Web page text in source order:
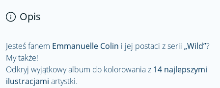
Opis
Jesteś fanem Emmanuelle Colin i jej postaci z serii „Wild”?
My także!
Odkryj wyjątkowy album do kolorowania z 14 najlepszymi
ilustracjami artystki.